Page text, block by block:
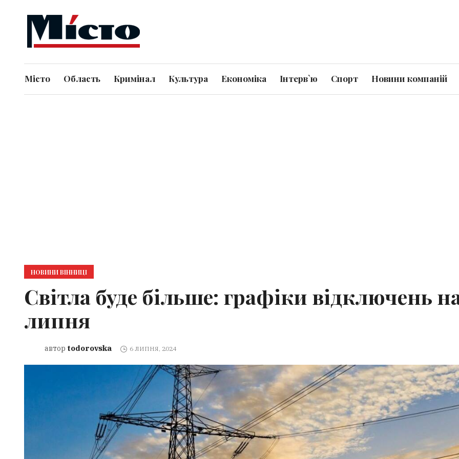
Місто Область Кримінал Культура Економіка Інтерв`ю Спорт Новини компаній
НОВИНИ ВІННИЦІ
Світла буде більше: графіки відключень
липня
автор todorovska 6 ЛИПНЯ, 2024